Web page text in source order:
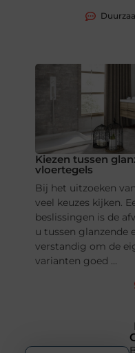
Kiezen tussen
vloertegels
Bij het uitzoeken
veel keuzes kijken.
beslissingen is de
u tussen glanzende
verstandig om de
varianten goed ...